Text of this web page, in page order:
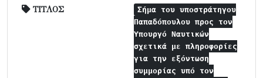
ΤΙΤΛΟΣ
Σήμα του υποστράτηγου
Παπαδόπουλου προς τον
Υπουργό Ναυτικών
σχετικά με πληροφορίες
για την εξόντωση
συμμορίας υπό τον